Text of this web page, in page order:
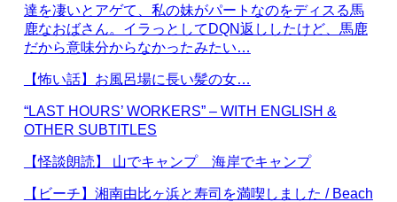
達を凄いとアゲて、私の妹がパートなのをディスる馬
鹿なおばさん。イラっとしてDQN返ししたけど、馬鹿
だから意味分からなかったみたい…
【怖い話】お風呂場に長い髪の女…
“LAST HOURS’ WORKERS” – WITH ENGLISH &
OTHER SUBTITLES
【怪談朗読】 山でキャンプ 海岸でキャンプ
【ビーチ】湘南由比ヶ浜と寿司を満喫しました / Beach